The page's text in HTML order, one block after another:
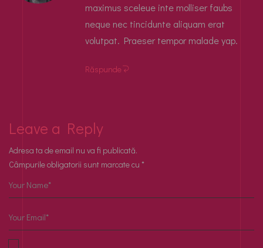
maximus sceleue inte molliser faubs
neque nec tincidunte aliquam erat
volutpat. Praeser tempor malade yap.
Răspunde
Leave a Reply
Adresa ta de email nu va fi publicată.
Câmpurile obligatorii sunt marcate cu *